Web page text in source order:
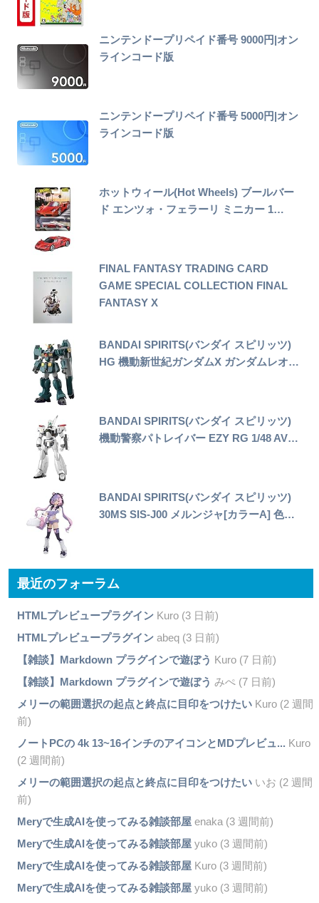
ニンテンドープリペイド番号 9000円|オン
ラインコード版
ニンテンドープリペイド番号 5000円|オン
ラインコード版
ホットウィール(Hot Wheels) ブールバー
ド エンツォ・フェラーリ ミニカー 1…
FINAL FANTASY TRADING CARD
GAME SPECIAL COLLECTION FINAL
FANTASY X
BANDAI SPIRITS(バンダイ スピリッツ)
HG 機動新世紀ガンダムX ガンダムレオ…
BANDAI SPIRITS(バンダイ スピリッツ)
機動警察パトレイバー EZY RG 1/48 AV…
BANDAI SPIRITS(バンダイ スピリッツ)
30MS SIS-J00 メルンジャ[カラーA] 色…
最近のフォーラム
HTMLプレビュープラグインKuro (3 日前)
HTMLプレビュープラグインabeq (3 日前)
【雑談】Markdown プラグインで遊ぼう Kuro (7 日前)
【雑談】Markdown プラグインで遊ぼう みぺ (7 日前)
メリーの範囲選択の起点と終点に目印をつけたいKuro (2 週間
前)
ノートPCの 4k 13~16インチのアイコンとMDプレビュ... Kuro
(2 週間前)
メリーの範囲選択の起点と終点に目印をつけたいいお (2 週間
前)
Meryで生成AIを使ってみる雑談部屋enaka (3 週間前)
Meryで生成AIを使ってみる雑談部屋yuko (3 週間前)
Meryで生成AIを使ってみる雑談部屋Kuro (3 週間前)
Meryで生成AIを使ってみる雑談部屋yuko (3 週間前)